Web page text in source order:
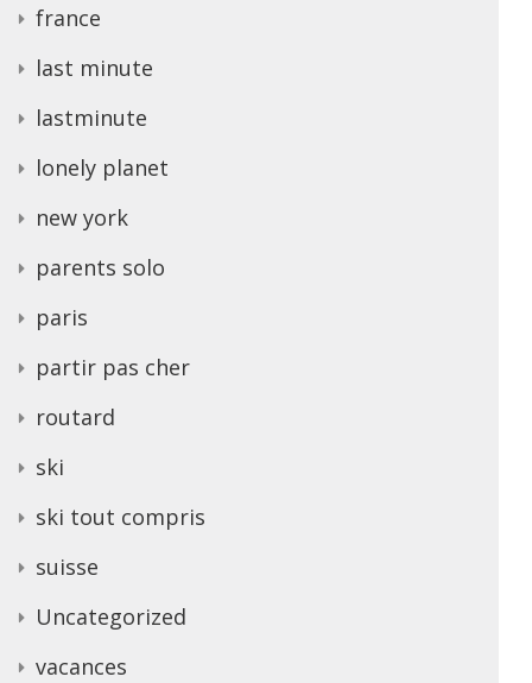
france
last minute
lastminute
lonely planet
new york
parents solo
paris
partir pas cher
routard
ski
ski tout compris
suisse
Uncategorized
vacances